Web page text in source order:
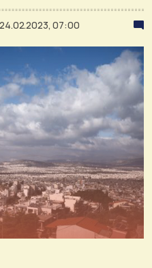
24.02.2023, 07:00